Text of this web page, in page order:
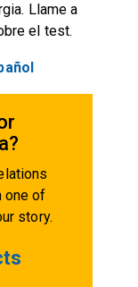
Llame a
el test.
one of
story.